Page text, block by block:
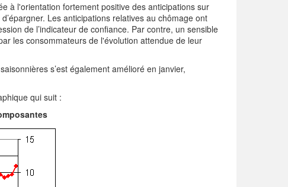
à l'orientation fortement positive des anticipations sur
Les anticipations relatives au chômage ont
de l’indicateur de confiance. Par contre, un sensible
les consommateurs de l'évolution attendue de leur
s’est également amélioré en janvier,
qui suit :